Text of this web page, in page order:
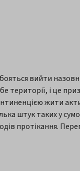
вийти
території, і це
жити
штук таких у
протікання.